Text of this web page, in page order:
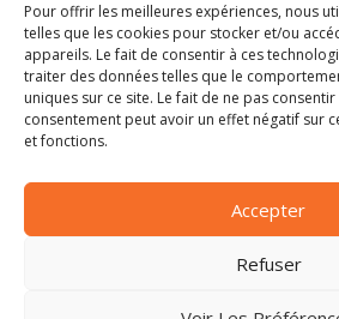
Pour offrir les meilleures expériences, nous
telles que les cookies pour stocker et/ou
appareils. Le fait de consentir à ces
traiter des données telles que le
uniques sur ce site. Le fait de ne pas
consentement peut avoir un effet négatif sur
et fonctions.
Accepter
Refuser
Direction technique :(+33) 1 84 18 14
Email :co*****@
Bureau Marseille
4 Cr Jean Ballard, 13001 Marseille,
Direction commerciale :
Email :co*****@
6 rue Joseph Chapelle, 69008 Lyon